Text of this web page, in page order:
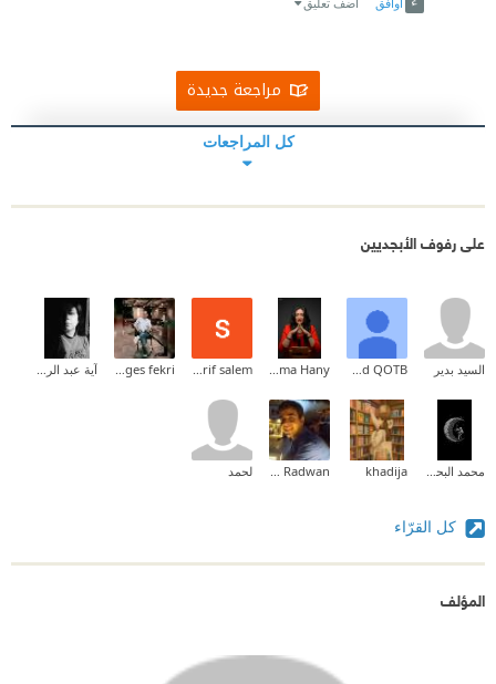
مراجعة جديدة
كل المراجعات
على رفوف الأبجديين
السيد بدير
khadija لحمد
كل القرّاء
المؤلف